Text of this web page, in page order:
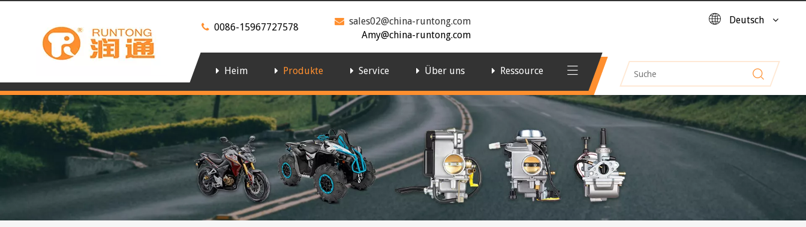
 0086-15967727578
 sales02@china-runtong.com
Amy@china-runtong.com
Deutsch
Heim Produkte Service Über uns Ressource